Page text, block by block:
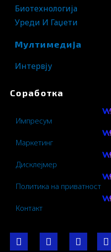
Биотехнологија
Уреди И Гаџети
Мултимедија
Интервју
Соработка
Импресум
Маркетинг
Дисклејмер
Политика на приватност
Контакт
F
a
I
n
Y
o
I
c